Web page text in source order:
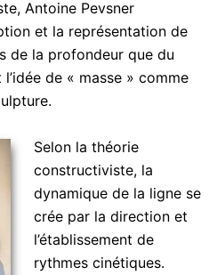
Antoine Pevsner
et la représentation de
de la profondeur que du
de « masse » comme
Selon la théorie
constructiviste, la
dynamique de la ligne se
crée par la direction et
l’établissement de
rythmes cinétiques.